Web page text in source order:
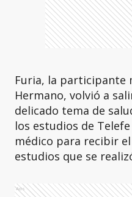
Furia, la participante
Hermano, volvió a
delicado tema de
los estudios de
médico para recibir
estudios que se
Ads